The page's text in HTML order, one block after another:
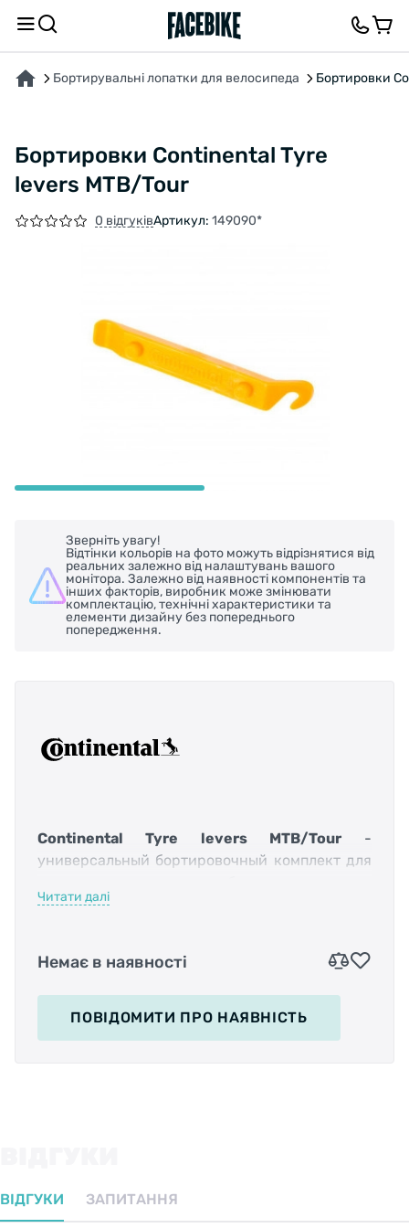
Бортирувальні лопатки для велосипеда Бортировки
Бортировки Continental Tyre
levers MTB/Tour
0 відгуківАртикул: 149090*
Зверніть увагу!
Відтінки кольорів на фото можуть відрізнятися від
реальних залежно від налаштувань вашого
монітора. Залежно від наявності компонентів та
інших факторів, виробник може змінювати
комплектацію, технічні характеристики та
елементи дизайну без попереднього
попередження.
Continental Tyre levers MTB/Tour-
универсальный бортировочный комплект для
любых велосипедных колес.
Continental Tyre levers Race - Это
бортировочный комплект, созданный для
Читати далі
Немає в наявності
ПОВІДОМИТИ ПРО НАЯВНІСТЬ
ВІДГУКИ ЗАПИТАННЯ
ПРО ТОВАР ВІДГУКИ ТА ЗАПИТАННЯ